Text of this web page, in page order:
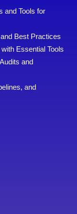
and Tools for
Best Practices
Essential Tools
and
and